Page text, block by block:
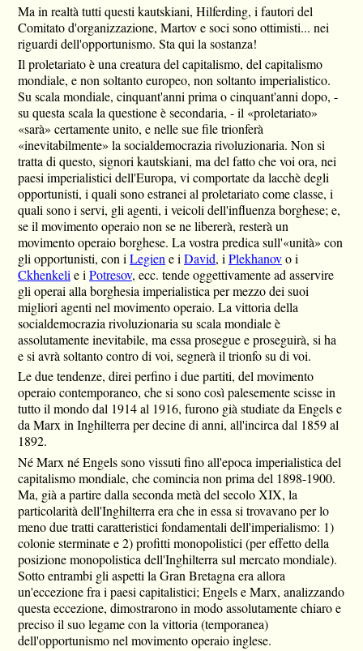
Ma in realtà tutti questi kautskiani, Hilferding, i fautori del
Comitato d'organizzazione, Martov e soci sono ottimisti... nei
riguardi dell'opportunismo. Sta qui la sostanza!
Il proletariato è una creatura del capitalismo, del capitalismo
mondiale, e non soltanto europeo, non soltanto imperialistico.
Su scala mondiale, cinquant'anni prima o cinquant'anni dopo, -
su questa scala la questione è secondaria, - il «proletariato»
«sarà» certamente unito, e nelle sue file trionferà
«inevitabilmente» la socialdemocrazia rivoluzionaria. Non si
tratta di questo, signori kautskiani, ma del fatto che voi ora, nei
paesi imperialistici dell'Europa, vi comportate da lacchè degli
opportunisti, i quali sono estranei al proletariato come classe, i
quali sono i servi, gli agenti, i veicoli dell'influenza borghese; e,
se il movimento operaio non se ne libererà, resterà un
movimento operaio borghese. La vostra predica sull'«unità» con
gli opportunisti, con iLegien e iDavid, iPlekhanovo i
Ckhenkeli e iPotresov, ecc. tende oggettivamente ad asservire
gli operai alla borghesia imperialistica per mezzo dei suoi
migliori agenti nel movimento operaio. La vittoria della
socialdemocrazia rivoluzionaria su scala mondiale è
assolutamente inevitabile, ma essa prosegue e proseguirà, si ha
e si avrà soltanto contro di voi, segnerà il trionfo su di voi.
Le due tendenze, direi perfino i due partiti, del movimento
operaio contemporaneo, che si sono così palesemente scisse in
tutto il mondo dal 1914 al 1916, furono già studiate da Engels e
da Marx in Inghilterra per decine di anni, all'incirca dal 1859 al
1892.
Né Marx né Engels sono vissuti fino all'epoca imperialistica del
capitalismo mondiale, che comincia non prima del 1898-1900.
Ma, già a partire dalla seconda metà del secolo XIX, la
particolarità dell'Inghilterra era che in essa si trovavano per lo
meno due tratti caratteristici fondamentali dell'imperialismo: 1)
colonie sterminate e 2) profitti monopolistici (per effetto della
posizione monopolistica dell'Inghilterra sul mercato mondiale).
Sotto entrambi gli aspetti la Gran Bretagna era allora
un'eccezione fra i paesi capitalistici; Engels e Marx, analizzando
questa eccezione, dimostrarono in modo assolutamente chiaro e
preciso il suo legame con la vittoria (temporanea)
dell'opportunismo nel movimento operaio inglese.